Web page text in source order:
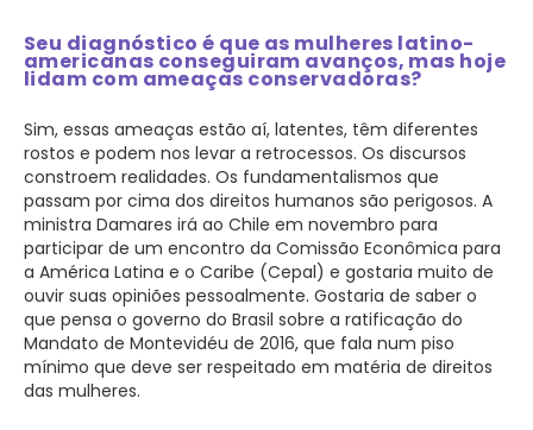
Seu diagnóstico é que as mulheres latino-
americanas conseguiram avanços, mas hoje
lidam com ameaças conservadoras?
Sim, essas ameaças estão aí, latentes, têm diferentes
rostos e podem nos levar a retrocessos. Os discursos
constroem realidades. Os fundamentalismos que
passam por cima dos direitos humanos são perigosos. A
ministra Damares irá ao Chile em novembro para
participar de um encontro da Comissão Econômica para
a América Latina e o Caribe (Cepal) e gostaria muito de
ouvir suas opiniões pessoalmente. Gostaria de saber o
que pensa o governo do Brasil sobre a ratificação do
Mandato de Montevidéu de 2016, que fala num piso
mínimo que deve ser respeitado em matéria de direitos
das mulheres.